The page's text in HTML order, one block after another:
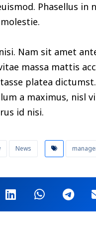
Phasellus in
Nam sit amet
massa mattis
platea
a maximus, nisl
id nisi.
News